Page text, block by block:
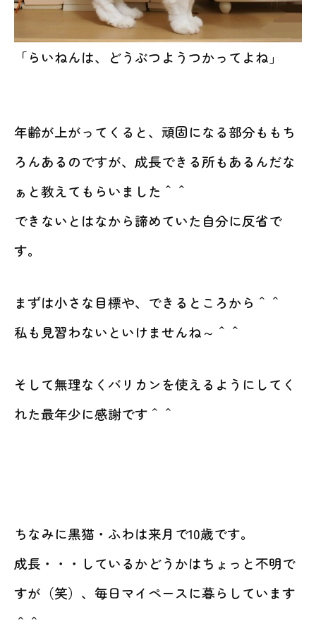
「らいねんは、どうぶつようつかってよね」
年齢が上がってくると、頑固になる部分ももち
ろんあるのですが、成長できる所もあるんだな
ぁと教えてもらいました＾＾
できないとはなから諦めていた自分に反省で
す。
まずは小さな目標や、できるところから＾＾
私も見習わないといけませんね～＾＾
そして無理なくバリカンを使えるようにしてく
れた最年少に感謝です＾＾
ちなみに黒猫・ふわは来月で10歳です。
成長・・・しているかどうかはちょっと不明で
すが（笑）、毎日マイペースに暮らしています
＾＾